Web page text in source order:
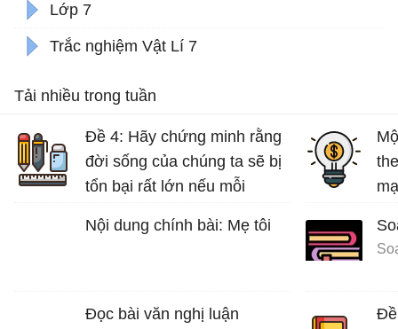
Lớp 7
Trắc nghiệm Vật Lí 7
Tải nhiều trong tuần
Đề 4: Hãy chứng minh rằng
đời sống của chúng ta sẽ bị
tổn bại rất lớn nếu mỗi
vệ môi trường sống.
Nội dung chính bài: Mẹ tôi
Đọc bài văn nghị luận
Đề